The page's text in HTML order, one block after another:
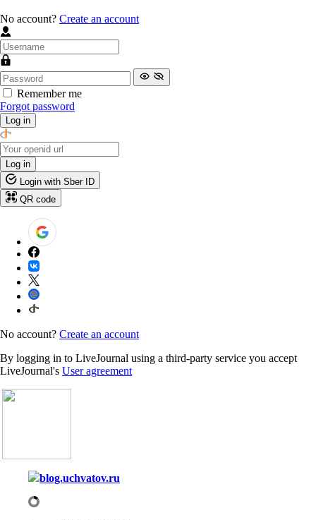
No account? Create an account
Remember me
Forgot password
Log in
Log in
Login with Sber ID
QR code
No account? Create an account
By logging in to LiveJournal using a third-party service you accept
LiveJournal's User agreement
blog.uchvatov.ru